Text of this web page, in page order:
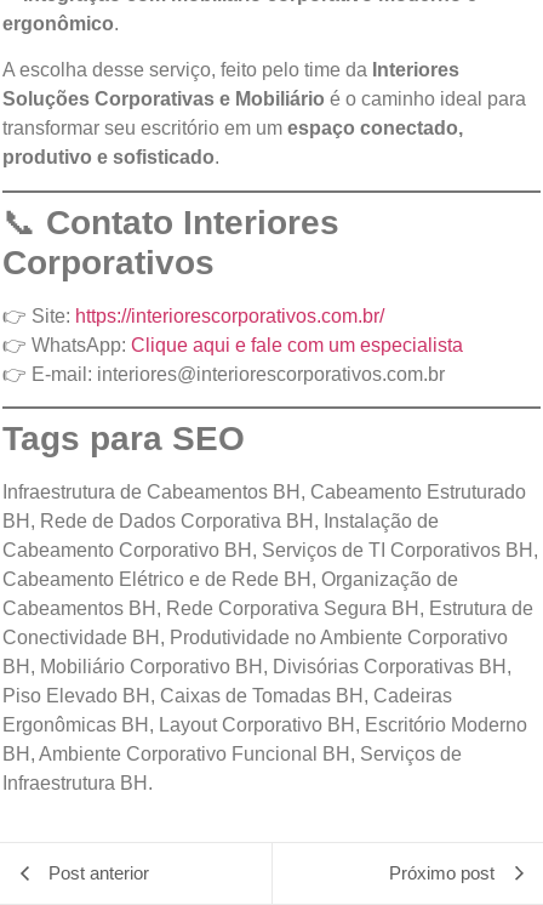
ergonômico.
A escolha desse serviço, feito pelo time da Interiores
Soluções Corporativas e Mobiliário é o caminho ideal para
transformar seu escritório em um espaço conectado,
produtivo e sofisticado.
📞 Contato Interiores
Corporativos
👉 Site: https://interiorescorporativos.com.br/
👉 WhatsApp: Clique aqui e fale com um especialista
👉 E-mail: interiores@interiorescorporativos.com.br
Tags para SEO
Infraestrutura de Cabeamentos BH, Cabeamento Estruturado
BH, Rede de Dados Corporativa BH, Instalação de
Cabeamento Corporativo BH, Serviços de TI Corporativos BH,
Cabeamento Elétrico e de Rede BH, Organização de
Cabeamentos BH, Rede Corporativa Segura BH, Estrutura de
Conectividade BH, Produtividade no Ambiente Corporativo
BH, Mobiliário Corporativo BH, Divisórias Corporativas BH,
Piso Elevado BH, Caixas de Tomadas BH, Cadeiras
Ergonômicas BH, Layout Corporativo BH, Escritório Moderno
BH, Ambiente Corporativo Funcional BH, Serviços de
Infraestrutura BH.
Post anterior Próximo post